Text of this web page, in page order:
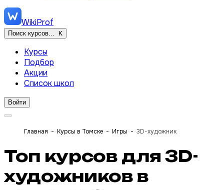
WikiProf
Поиск курсов... K
Курсы
Подбор
Акции
Список школ
Войти
Главная Курсы в Томске Игры 3D-художник
Топ курсов для 3D-
художников в